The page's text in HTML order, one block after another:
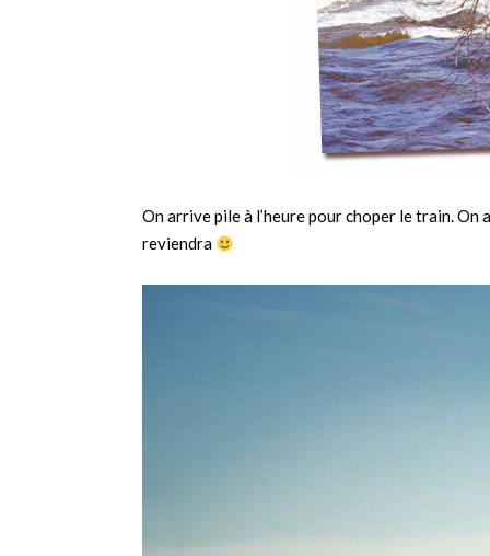
On arrive pile à l’heure pour choper le train. On
reviendra